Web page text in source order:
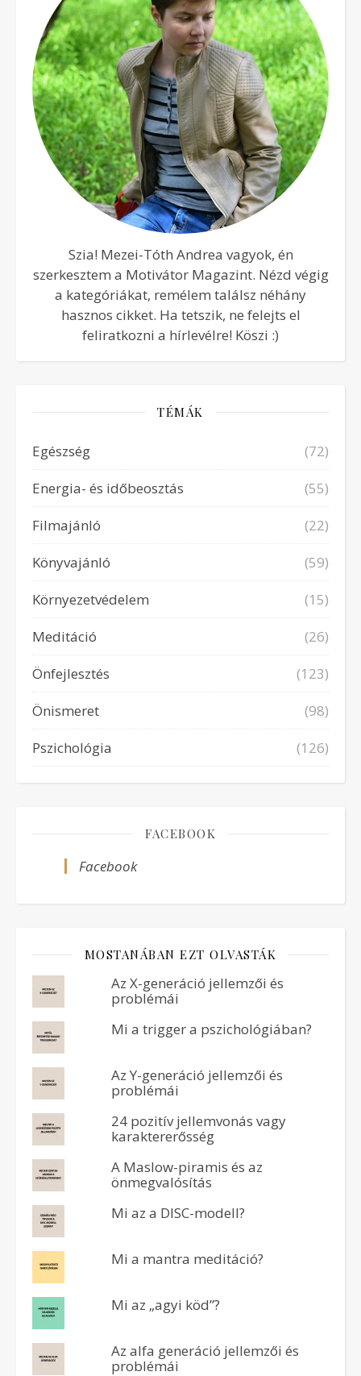
Szia! Mezei-Tóth Andrea vagyok, én
szerkesztem a Motivátor Magazint. Nézd végig
a kategóriákat, remélem találsz néhány
hasznos cikket. Ha tetszik, ne felejts el
feliratkozni a hírlevélre! Köszi :)
TÉMÁK
Egészség
(72)
Energia- és időbeosztás
(55)
Filmajánló
(22)
Könyvajánló
(59)
Környezetvédelem
(15)
Meditáció
(26)
Önfejlesztés
(123)
Önismeret
(98)
Pszichológia
(126)
FACEBOOK
Facebook
MOSTANÁBAN EZT OLVASTÁK
Az X-generáció jellemzői és
problémái
Mi a trigger a pszichológiában?
Az Y-generáció jellemzői és
problémái
24 pozitív jellemvonás vagy
karaktererősség
A Maslow-piramis és az
önmegvalósítás
Mi az a DISC-modell?
Mi a mantra meditáció?
Mi az „agyi köd”?
Az alfa generáció jellemzői és
problémái